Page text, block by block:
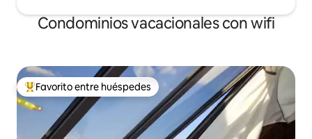
Condominios vacacionales con wifi
Favorito entre huéspedes preferido
Favorito entre huéspedes